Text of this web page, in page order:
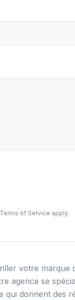
Terms of Service apply.
votre marque
agence se
qui donnent des